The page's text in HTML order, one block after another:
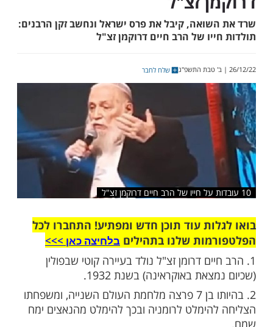
על חייו של הרב חיים
זצ"ל
קיבל את פרס ישראל ונחשב זקן הרבנים:
של הרב חיים דרוקמן זצ"ל
שלח לחבר
עוד תוכן חדש ומפתיע! התחברו לכל